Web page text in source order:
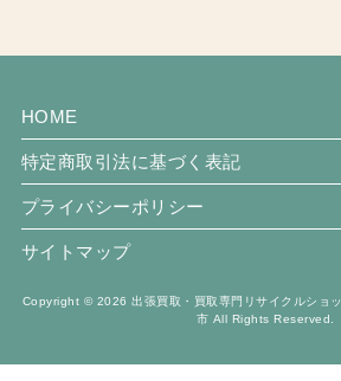
HOME
特定商取引法に基づく表記
プライバシーポリシー
サイトマップ
Copyright © 2026 出張買取・買取専門リサイクルショ
市 All Rights Reserved.